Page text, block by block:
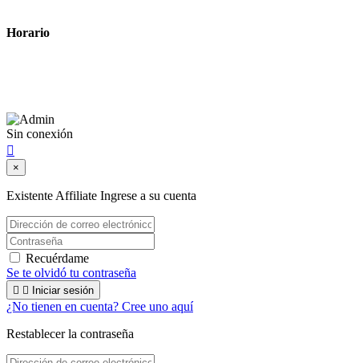
Horario
Sin conexión

×
Existente Affiliate Ingrese a su cuenta
Recuérdame
Se te olvidó tu contraseña
  Iniciar sesión
¿No tienen en cuenta? Cree uno aquí
Restablecer la contraseña